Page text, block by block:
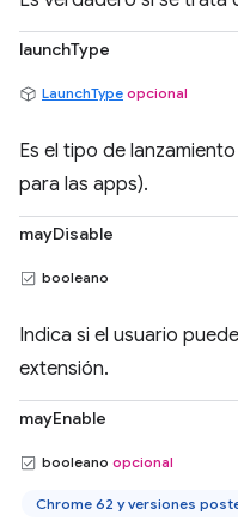
launchType
LaunchType opcional
Es el tipo de
para las apps).
mayDisable
booleano
Indica si el usuario
extensión.
mayEnable
booleano opcional
Chrome 62 y versiones